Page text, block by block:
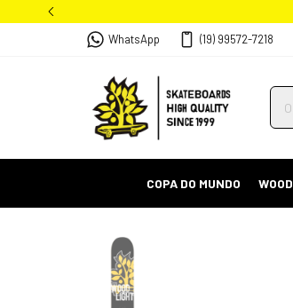
WhatsApp (19) 99572-7218
COPA DO MUNDO WOOD